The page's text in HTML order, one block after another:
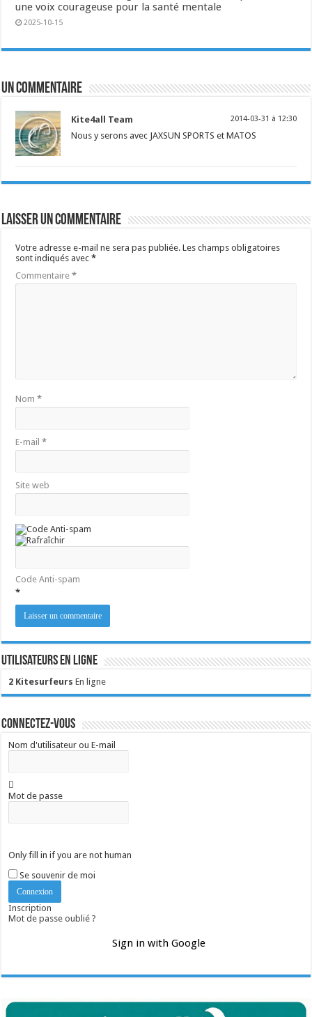
une voix courageuse pour la santé mentale
2025-10-15
Un commentaire
Kite4all Team 2014-03-31 à 12:30
Nous y serons avec JAXSUN SPORTS et MATOS
Laisser un commentaire
Votre adresse e-mail ne sera pas publiée. Les champs obligatoires
sont indiqués avec*
Commentaire*
Nom*
E-mail*
Site web
Code Anti-spam
*
Utilisateurs en ligne
2 Kitesurfeurs En ligne
Connectez-vous
Nom d'utilisateur ou E-mail
Mot de passe
Only fill in if you are not human
Se souvenir de moi
Inscription
Mot de passe oublié ?
Sign in with Google